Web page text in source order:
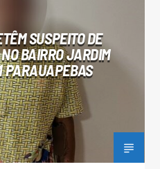
SUSPEITO DE
BAIRRO JARDIM
PARAUAPEBAS